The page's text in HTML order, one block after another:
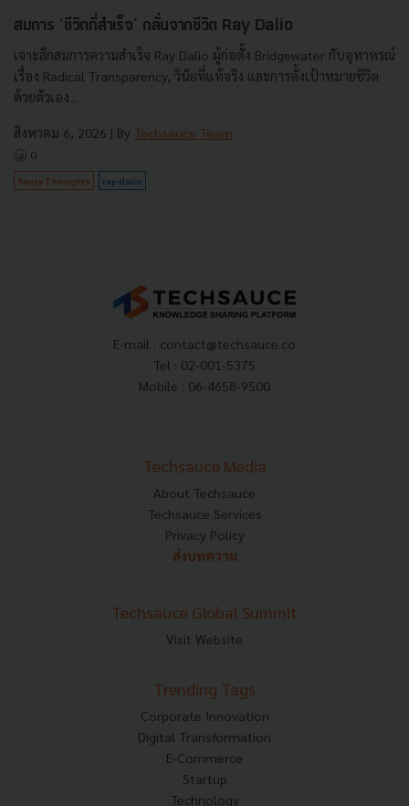
สมการ ‘ชีวิตที่สำเร็จ’ กลั่นจากชีวิต Ray Dalio
เจาะลึกสมการความสำเร็จ Ray Dalio ผู้ก่อตั้ง Bridgewater กับอุทาหรณ์
เรื่อง Radical Transparency, วินัยที่แท้จริง และการตั้งเป้าหมายชีวิต
ด้วยตัวเอง...
สิงหาคม 6, 2026 | By Techsauce Team
0
Saucy Thoughts ray-dalio
E-mail : contact@techsauce.co
Tel : 02-001-5375
Mobile : 06-4658-9500
Techsauce Media
About Techsauce
Techsauce Services
Privacy Policy
ส่งบทความ
Techsauce Global Summit
Visit Website
Trending Tags
Corporate Innovation
Digital Transformation
E-Commerce
Startup
Technology